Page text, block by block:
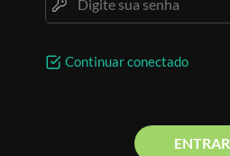
Continuar conectado
ENTRAR